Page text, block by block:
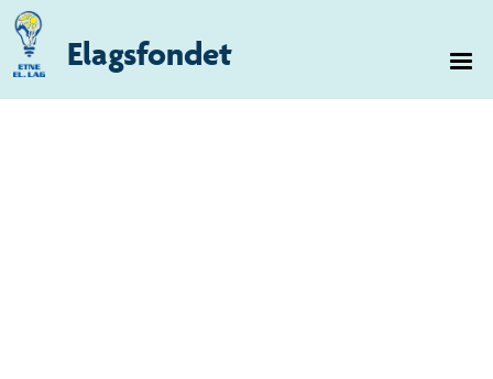
Elagsfondet